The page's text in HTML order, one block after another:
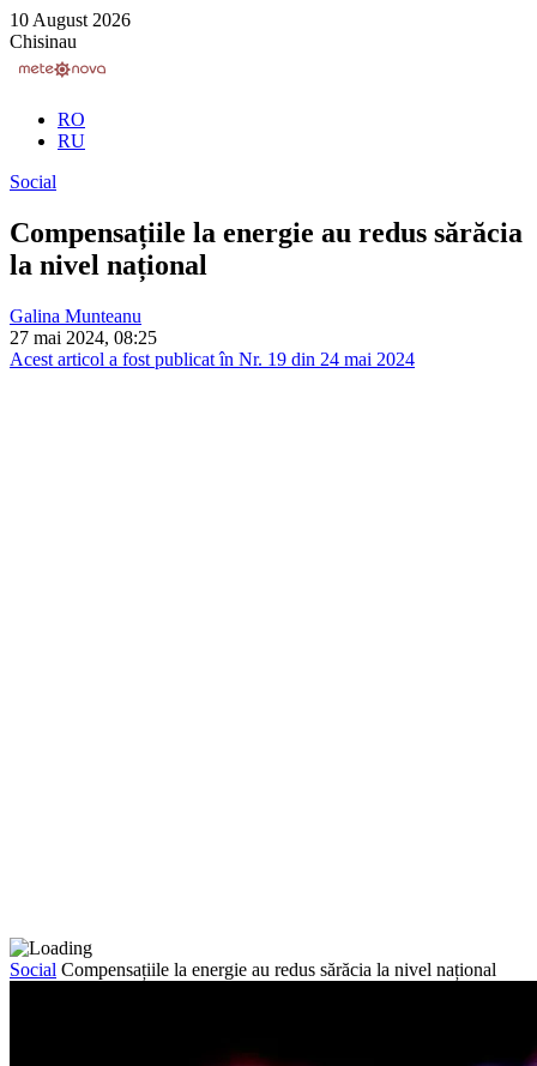
10 August 2026
Chisinau
RO
RU
Social
Compensațiile la energie au redus sărăcia
la nivel național
Galina Munteanu
27 mai 2024, 08:25
Acest articol a fost publicat în Nr. 19 din 24 mai 2024
Social Compensațiile la energie au redus sărăcia la nivel național